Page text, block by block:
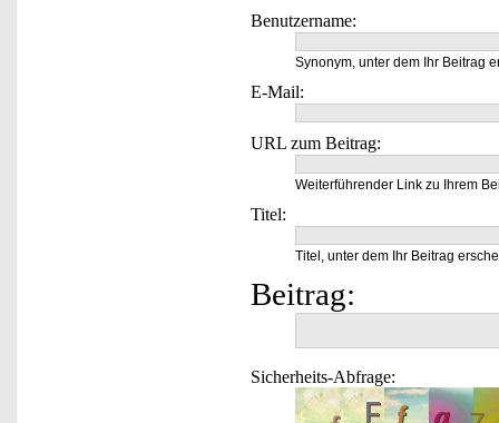
Benutzername:
Synonym, unter dem Ihr Beitrag
E-Mail:
URL zum Beitrag:
Weiterführender Link zu Ihrem
Titel:
Titel, unter dem Ihr Beitrag
Beitrag:
Sicherheits-Abfrage: